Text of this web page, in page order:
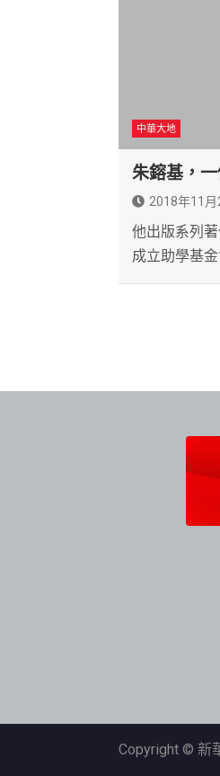
中華大地
朱鎔基，
2018年11月
他出版系列
成立助學基
導
Copyright © 新